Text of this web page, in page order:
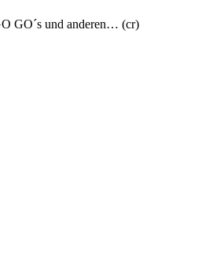
GO´s und anderen… (cr)